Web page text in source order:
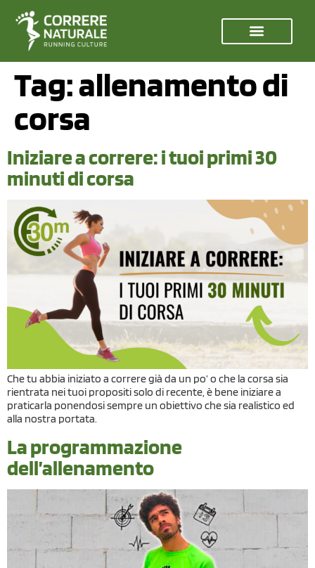
Tag:allenamento di
corsa
Iniziare a correre: i tuoi primi 30
minuti di corsa
Che tu abbia iniziato a correre già da un po’ o che la corsa sia
rientrata nei tuoi propositi solo di recente, è bene iniziare a
praticarla ponendosi sempre un obiettivo che sia realistico ed
alla nostra portata.
La programmazione
dell’allenamento